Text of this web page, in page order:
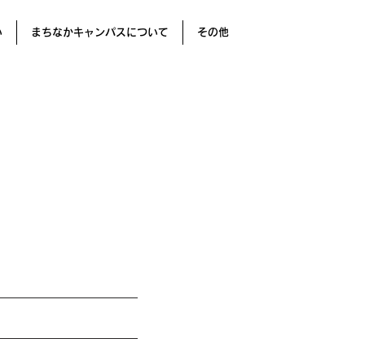
まちなかキャンパスについて その他